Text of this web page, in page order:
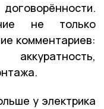
не только
комментариев:
у электрика